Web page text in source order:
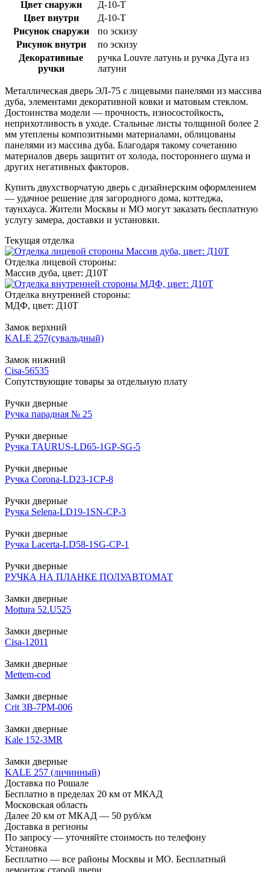
Цвет снаружи
Д-10-Т
Цвет внутри
Д-10-Т
Рисунок снаружи
по эскизу
Рисунок внутри
по эскизу
Декоративные
ручки
ручка Louvre латунь и ручка Дуга из
латуни
Металлическая дверь ЭЛ-75 с лицевыми панелями из массива
дуба, элементами декоративной ковки и матовым стеклом.
Достоинства модели — прочность, износостойкость,
неприхотливость в уходе. Стальные листы толщиной более 2
мм утеплены композитными материалами, облицованы
панелями из массива дуба. Благодаря такому сочетанию
материалов дверь защитит от холода, постороннего шума и
других негативных факторов.
Купить двухстворчатую дверь с дизайнерским оформлением
— удачное решение для загородного дома, коттеджа,
таунхауса. Жители Москвы и МО могут заказать бесплатную
услугу замера, доставки и установки.
Текущая отделка
Отделка лицевой стороны:
Массив дуба, цвет: Д10Т
Отделка внутренней стороны:
МДФ, цвет: Д10Т
Замок верхний
KALE 257(сувальдный)
Замок нижний
Cisa-56535
Сопутствующие товары за отдельную плату
Ручки дверные
Ручка парадная № 25
Ручки дверные
Ручка TAURUS-LD65-1GP-SG-5
Ручки дверные
Ручка Corona-LD23-1CP-8
Ручки дверные
Ручка Selena-LD19-1SN-CP-3
Ручки дверные
Ручка Lacerta-LD58-1SG-CP-1
Ручки дверные
РУЧКА НА ПЛАНКЕ ПОЛУАВТОМАТ
Замки дверные
Mottura 52.U525
Замки дверные
Cisa-12011
Замки дверные
Mettem-cod
Замки дверные
Crit 3В-7РМ-006
Замки дверные
Kale 152-3MR
Замки дверные
KALE 257 (личинный)
Доставка по Рошале
Бесплатно в пределах 20 км от МКАД
Московская область
Далее 20 км от МКАД — 50 руб/км
Доставка в регионы
По запросу — уточняйте стоимость по телефону
Установка
Бесплатно — все районы Москвы и МО. Бесплатный
демонтаж старой двери.